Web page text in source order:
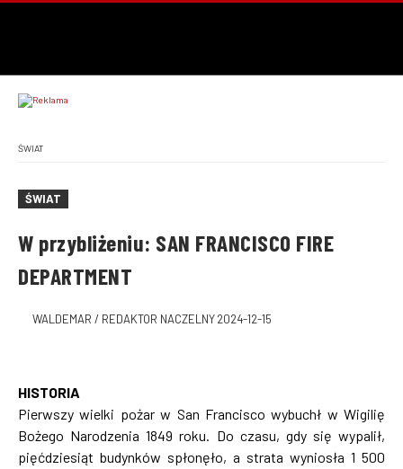
ŚWIAT
ŚWIAT
W przybliżeniu: SAN FRANCISCO FIRE
DEPARTMENT
WALDEMAR / REDAKTOR NACZELNY2024-12-15
HISTORIA
Pierwszy wielki pożar w San Francisco wybuchł w Wigilię
Bożego Narodzenia 1849 roku. Do czasu, gdy się wypalił,
pięćdziesiąt budynków spłonęło, a strata wyniosła 1 500